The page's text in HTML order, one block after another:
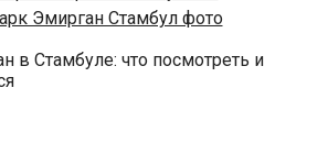
в Стамбуле: что посмотреть и